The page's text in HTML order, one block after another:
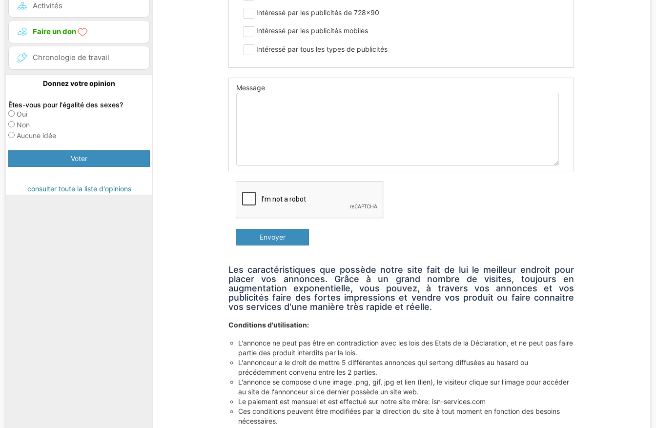
Activités
Faire un don
Chronologie de travail
Donnez votre opinion
Êtes-vous pour l'égalité des sexes?
Oui
Non
Aucune idée
Voter
consulter toute la liste d'opinions
Intéressé par les publicités de 728x90
Intéressé par les publicités mobiles
Intéressé par tous les types de publicités
Message
Envoyer
Les caractéristiques que possède notre site fait de lui le meilleur endroit pour
placer vos annonces. Grâce à un grand nombre de visites, toujours en
augmentation exponentielle, vous pouvez, à travers vos annonces et vos
publicités faire des fortes impressions et vendre vos produit ou faire connaitre
vos services d'une manière très rapide et réelle.
Conditions d'utilisation:
L'annonce ne peut pas être en contradiction avec les lois des Etats de la Déclaration, et ne peut pas faire
partie des produit interdits par la lois.
L'annonceur a le droit de mettre 5 différentes annonces qui sertong diffusées au hasard ou
précédemment convenu entre les 2 parties.
L'annonce se compose d'une image .png, gif, jpg et lien (lien), le visiteur clique sur l'image pour accéder
au site de l'annonceur si ce dernier possède un site web.
Le paiement est mensuel et est effectué sur notre site mère: isn-services.com
Ces conditions peuvent être modifiées par la direction du site à tout moment en fonction des besoins
nécessaires.